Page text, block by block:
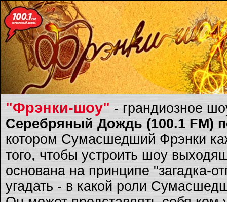
"Фрэнки-шоу" - грандиозное
Серебряный Дождь (100.1 FM)
котором Сумасшедший Фрэнки
того, чтобы устроить шоу
основана на принципе "загадка-
угадать - в какой роли